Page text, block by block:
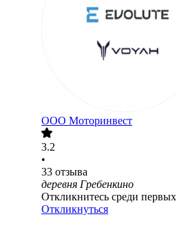
ООО Моторинвест
3.2
•
33 отзыва
деревня Гребенкино
Откликнитесь среди первых
Откликнуться